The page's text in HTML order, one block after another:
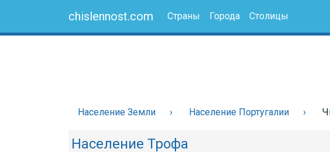
chislennost.com Страны Города Столицы
Население Земли Население Португалии
Население Трофа